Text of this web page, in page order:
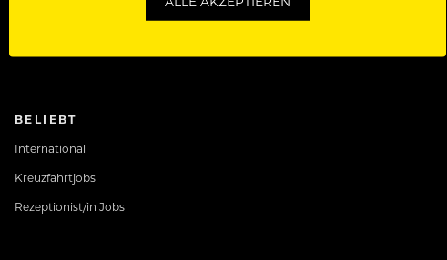
BELIEBT
International
Kreuzfahrtjobs
Rezeptionist/in Jobs